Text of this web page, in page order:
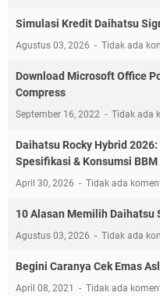
Simulasi Kredit Daihatsu
Agustus 03, 2026 Tidak ada
Download Microsoft Office
Compress
September 16, 2022 Tidak ada
Daihatsu Rocky Hybrid
Spesifikasi & Konsumsi
April 30, 2026 Tidak ada
10 Alasan Memilih Daihatsu
Agustus 03, 2026 Tidak ada
Begini Caranya Cek Emas
April 08, 2021 Tidak ada